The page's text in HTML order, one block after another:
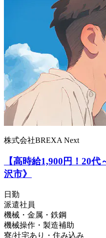
株式会社BREXA Next
【高時給1,900円！20
沢市》
日勤
派遣社員
機械・金属・鉄鋼
機械操作・製造補助
寮/社宅あり・住み込み